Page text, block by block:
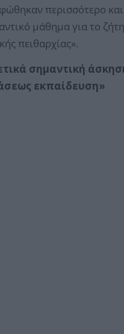
περισσότερο
μάθημα για το
πειθαρχίας».
σημαντική
εκπαίδευση»